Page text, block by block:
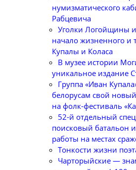
нумизматического
Рабцевича
Уголки
начало жизненного и
Купалы и Коласа
В музее истории
уникальное издание
Группа «Иван
белорусам свой
на фолк-фестиваль
52-й отдельный
поисковый батальон
работы на местах
Тонкости жизни
Чарторыйские —